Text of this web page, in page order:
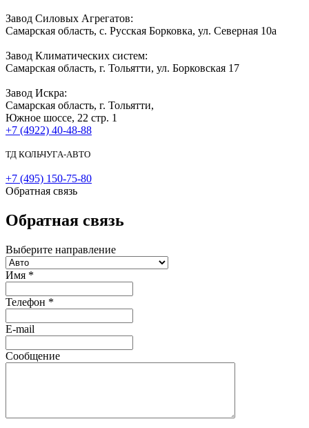
Завод Силовых Агрегатов:
Самарская область, с. Русская Борковка, ул. Северная 10а
Завод Климатических систем:
Самарская область, г. Тольятти, ул. Борковская 17
Завод Искра:
Самарская область, г. Тольятти,
Южное шоссе, 22 стр. 1
+7 (4922) 40-48-88
ТД КОЛЬЧУГА-АВТО
+7 (495) 150-75-80
Обратная связь
Обратная связь
Выберите направление
Имя *
Телефон *
E-mail
Сообщение